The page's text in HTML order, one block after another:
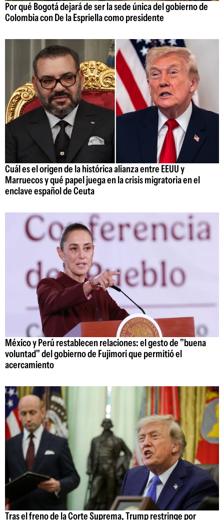
Por qué Bogotá dejará de ser la sede única del gobierno de
Colombia con De la Espriella como presidente
Cuál es el origen de la histórica alianza entre EEUU y
Marruecos y qué papel juega en la crisis migratoria en el
enclave español de Ceuta
México y Perú restablecen relaciones: el gesto de "buena
voluntad" del gobierno de Fujimori que permitió el
acercamiento
Tras el freno de la Corte Suprema, Trump restringe por